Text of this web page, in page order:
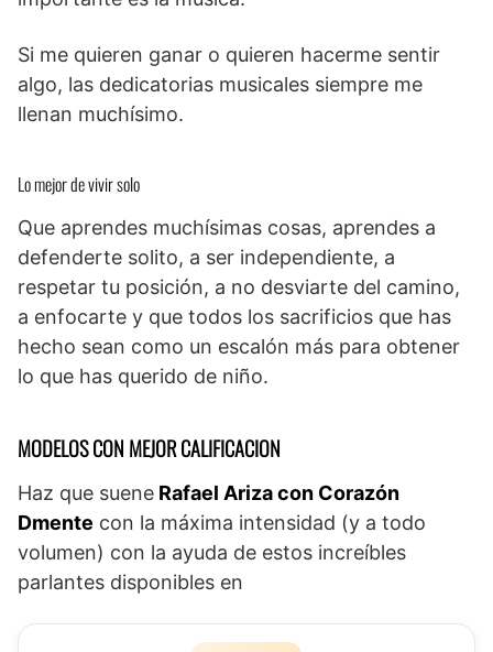
Si me quieren ganar o quieren hacerme sentir
algo, las dedicatorias musicales siempre me
llenan muchísimo.
Lo mejor de vivir solo
Que aprendes muchísimas cosas, aprendes a
defenderte solito, a ser independiente, a
respetar tu posición, a no desviarte del camino,
a enfocarte y que todos los sacrificios que has
hecho sean como un escalón más para obtener
lo que has querido de niño.
MODELOS CON MEJOR CALIFICACION
Haz que suene Rafael Ariza con Corazón
Dmente con la máxima intensidad (y a todo
volumen) con la ayuda de estos increíbles
parlantes disponibles en